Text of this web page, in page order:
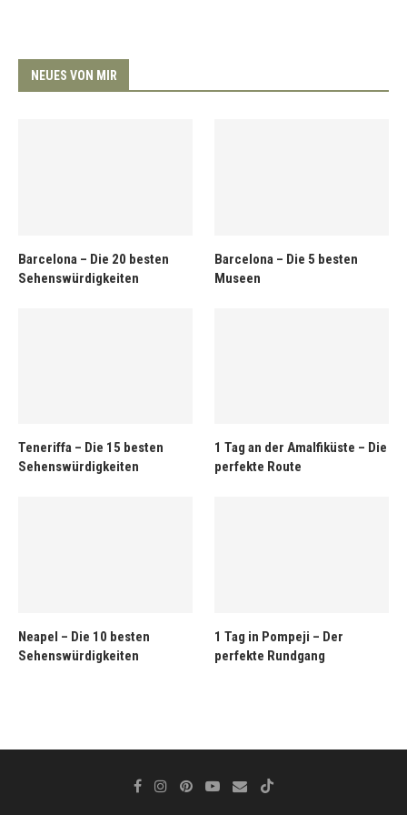
NEUES VON MIR
Barcelona – Die 20 besten
Sehenswürdigkeiten
Barcelona – Die 5 besten
Museen
Teneriffa – Die 15 besten
Sehenswürdigkeiten
1 Tag an der Amalfiküste – Die
perfekte Route
Neapel – Die 10 besten
Sehenswürdigkeiten
1 Tag in Pompeji – Der
perfekte Rundgang